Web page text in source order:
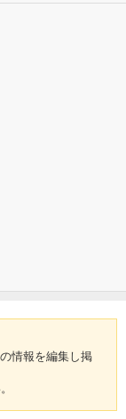
情報を編集し掲